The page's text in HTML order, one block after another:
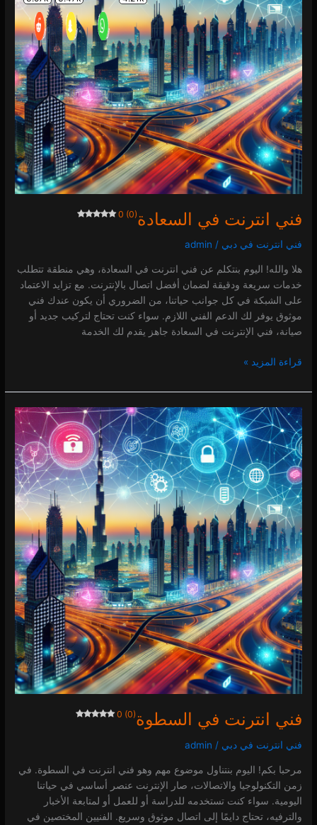
فني انترنت في السعادة0 (0)
فني انترنت في دبي /
admin
هلا والله! اليوم بنتكلم عن فني انترنت في السعادة، وهي منطقة تتطلب
خدمات سريعة ودقيقة لضمان أفضل اتصال بالإنترنت. مع تزايد الاعتماد
على الشبكة في كل جوانب حياتنا، من الضروري أن يكون عندك فني
موثوق يوفر لك الدعم الفني اللازم. سواء كنت تحتاج لتركيب جديد أو
صيانة، فني الإنترنت في السعادة جاهز يقدم لك الخدمة
قراءة المزيد »
فني انترنت في السطوة0 (0)
فني انترنت في دبي /
admin
مرحبا بكم! اليوم بنتناول موضوع مهم وهو فني انترنت في السطوة. في
زمن التكنولوجيا والاتصالات، صار الإنترنت عنصر أساسي في حياتنا
اليومية. سواء كنت تستخدمه للدراسة أو للعمل أو لمتابعة الأخبار
والترفيه، تحتاج دايمًا إلى اتصال موثوق وسريع. الفنيين المختصين في
فني
انترنت
في
السطوة
0 (0)